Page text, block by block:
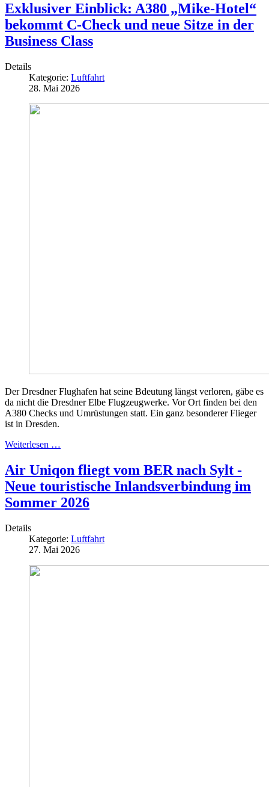
Exklusiver Einblick: A380 „Mike-Hotel“
bekommt C-Check und neue Sitze in der
Business Class
Details
Kategorie: Luftfahrt
28. Mai 2026
Der Dresdner Flughafen hat seine Bdeutung längst verloren, gäbe es
da nicht die Dresdner Elbe Flugzeugwerke. Vor Ort finden bei den
A380 Checks und Umrüstungen statt. Ein ganz besonderer Flieger
ist in Dresden.
Weiterlesen …
Air Uniqon fliegt vom BER nach Sylt -
Neue touristische Inlandsverbindung im
Sommer 2026
Details
Kategorie: Luftfahrt
27. Mai 2026